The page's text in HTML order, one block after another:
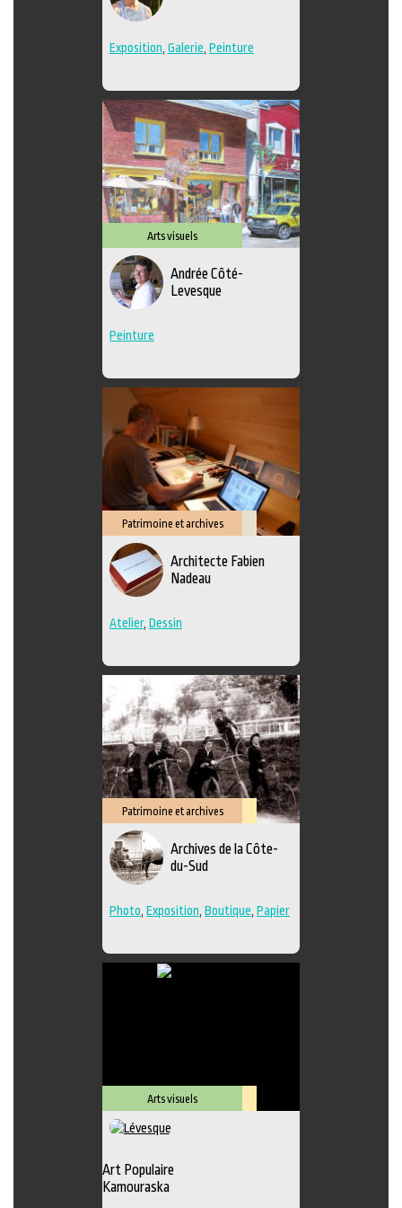
Exposition Galerie Peinture
Arts visuels
Andrée Côté-
Levesque
Peinture
Patrimoine et archives
Architecte Fabien
Nadeau
Atelier, Dessin
Patrimoine et archives
Lieu
Archives de la Côte-
du-Sud
Photo Exposition Boutique Papier
Arts visuels
Art Populaire
Kamouraska